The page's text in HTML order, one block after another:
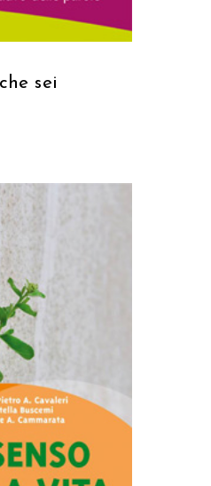
sei
AL CARRELLO